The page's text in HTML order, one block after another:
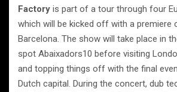
Factory is part of a tour through four
which will be kicked off with a premiere
Barcelona. The show will take place in
spot Abaixadors10 before visiting
and topping things off with the final
Dutch capital. During the concert, dub